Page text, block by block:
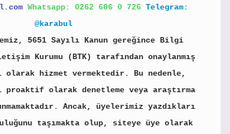
Whatsapp: 0262 606 0 726 Telegram:
@karabul
5651 Sayılı Kanun gereğince Bilgi
Kurumu (BTK) tarafından onaylanmış
olarak hizmet vermektedir. Bu nedenle,
olarak denetleme veya araştırma
Ancak, üyelerimiz yazdıkları
taşımakta olup, siteye üye olarak